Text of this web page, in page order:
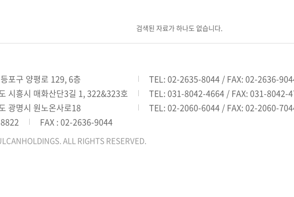
검색된 자료가 하나도 없습니다.
포구 양평로 129, 6층
TEL: 02-2635-8044 / FAX: 02-2636-
시흥시 매화산단3길 1, 322&323호
TEL: 031-8042-4664 / FAX: 031-8042-
광명시 원노온사로18
TEL: 02-2060-6044 / FAX: 02-2060-
FAX : 02-2636-9044
ALL RIGHTS RESERVED.